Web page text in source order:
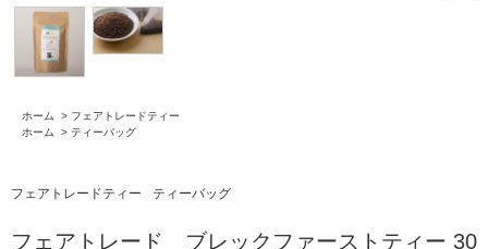
ホーム > フェアトレードティー
ホーム
> ティーバッグ
フェアトレードティー ティーバッグ
フェアトレード ブレックファーストティー 30